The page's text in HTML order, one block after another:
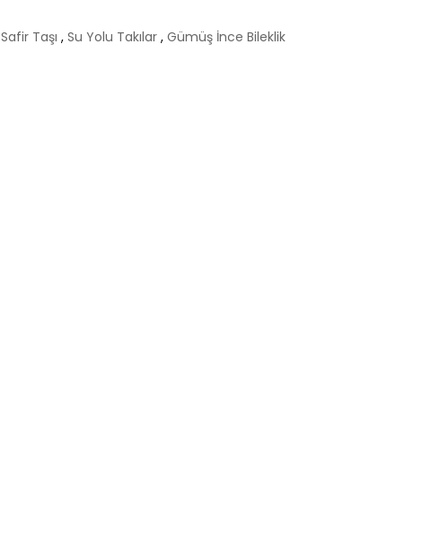
Safir Taşı , Su Yolu Takılar , Gümüş İnce Bileklik